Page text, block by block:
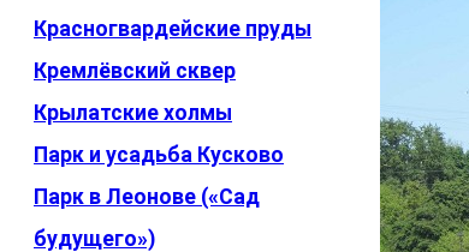
Красногвардейские пруды
Кремлёвский сквер
Крылатские холмы
Парк и усадьба Кусково
Парк в Леонове («Сад
будущего»)